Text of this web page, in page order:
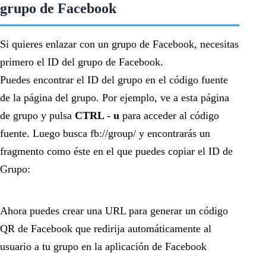
grupo de Facebook
Si quieres enlazar con un grupo de Facebook, necesitas
primero el ID del grupo de Facebook.
Puedes encontrar el ID del grupo en el código fuente
de la página del grupo. Por ejemplo, ve a esta página
de grupo y pulsa CTRL - u para acceder al código
fuente. Luego busca fb://group/ y encontrarás un
fragmento como éste en el que puedes copiar el ID de
Grupo:
Ahora puedes crear una URL para generar un código
QR de Facebook que redirija automáticamente al
usuario a tu grupo en la aplicación de Facebook